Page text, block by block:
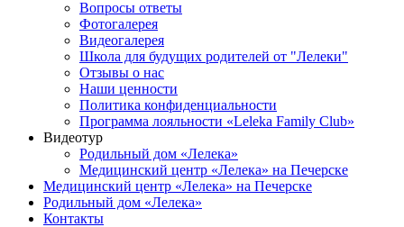
Вопросы ответы
Фотогалерея
Видеогалерея
Школа для будущих родителей от "Лелеки"
Отзывы о нас
Наши ценности
Политика конфиденциальности
Программа лояльности «Leleka Family Club»
Видеотур
Родильный дом «Лелека»
Медицинский центр «Лелека» на Печерске
Медицинский центр «Лелека» на Печерске
Родильный дом «Лелека»
Контакты